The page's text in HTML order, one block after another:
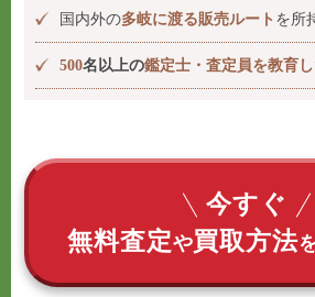
国内外の多岐に渡る販売ルート を所
500名以上の鑑定士・査定員を教育
今すぐ
無料査定や買取方法